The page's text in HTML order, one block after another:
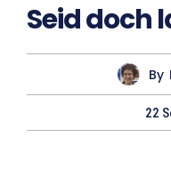
Seid doch
By
22